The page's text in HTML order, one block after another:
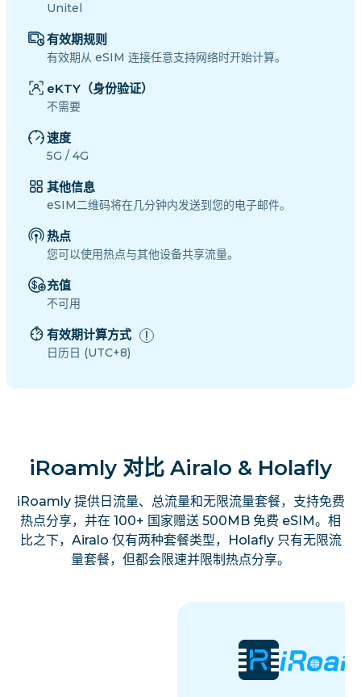
Unitel
有效期规则
有效期从 eSIM 连接任意支持网络时开始计算。
eKTY（身份验证）
不需要
速度
5G / 4G
其他信息
eSIM二维码将在几分钟内发送到您的电子邮件。
热点
您可以使用热点与其他设备共享流量。
充值
不可用
有效期计算方式
日历日 (UTC+8)
iRoamly 对比 Airalo & Holafly
iRoamly 提供日流量、总流量和无限流量套餐，支持免费
热点分享，并在 100+ 国家赠送 500MB 免费 eSIM。相
比之下，Airalo 仅有两种套餐类型，Holafly 只有无限流
量套餐，但都会限速并限制热点分享。